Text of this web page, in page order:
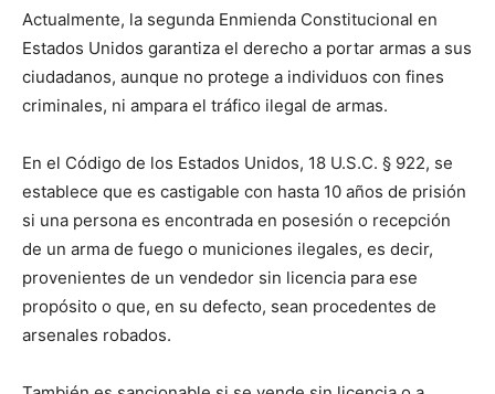
Actualmente, la segunda Enmienda Constitucional en
Estados Unidos garantiza el derecho a portar armas a sus
ciudadanos, aunque no protege a individuos con fines
criminales, ni ampara el tráfico ilegal de armas.
En el Código de los Estados Unidos, 18 U.S.C. § 922, se
establece que es castigable con hasta 10 años de prisión
si una persona es encontrada en posesión o recepción
de un arma de fuego o municiones ilegales, es decir,
provenientes de un vendedor sin licencia para ese
propósito o que, en su defecto, sean procedentes de
arsenales robados.